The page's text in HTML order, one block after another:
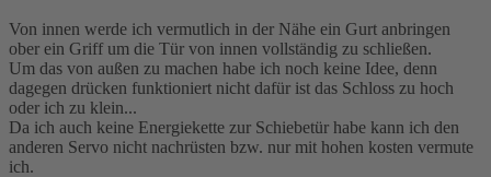
Von innen werde ich vermutlich in der Nähe ein Gurt anbringen
ober ein Griff um die Tür von innen vollständig zu schließen.
Um das von außen zu machen habe ich noch keine Idee, denn
dagegen drücken funktioniert nicht dafür ist das Schloss zu hoch
oder ich zu klein...
Da ich auch keine Energiekette zur Schiebetür habe kann ich den
anderen Servo nicht nachrüsten bzw. nur mit hohen kosten vermute
ich.